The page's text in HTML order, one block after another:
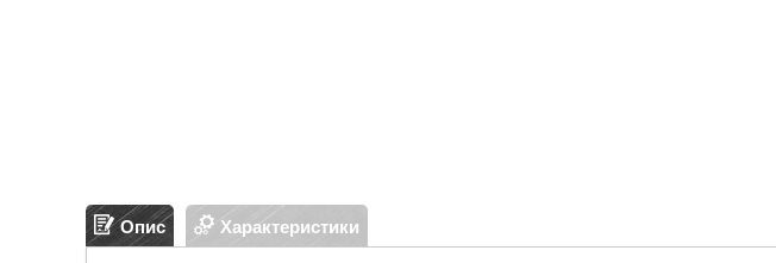
Опис Характеристики